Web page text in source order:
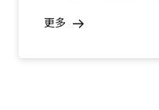
更多